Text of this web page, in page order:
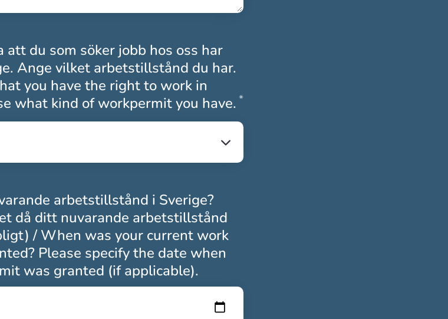
du som söker jobb hos oss har
Ange vilket arbetstillstånd du har.
you have the right to work in
what kind of workpermit you have. *Obligatoriskt
arbetstillstånd i Sverige?
då ditt nuvarande arbetstillstånd
/ When was your current work
Please specify the date when
was granted (if applicable).